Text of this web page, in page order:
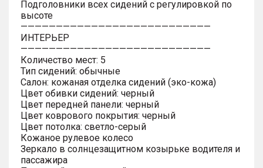
Подголовники всех сидений с регулировкой по
высоте
———————————————————————————
ИНТЕРЬЕР
———————————————————————————
Количество мест: 5
Тип сидений: обычные
Салон: кожаная отделка сидений (эко-кожа)
Цвет обивки сидений: черный
Цвет передней панели: черный
Цвет коврового покрытия: черный
Цвет потолка: светло-серый
Кожаное рулевое колесо
Зеркало в солнцезащитном козырьке водителя и
пассажира